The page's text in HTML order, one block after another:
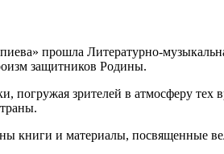
прошла Литературно-
защитников Родины.
погружая зрителей в атмосферу
книги и материалы, посвященные